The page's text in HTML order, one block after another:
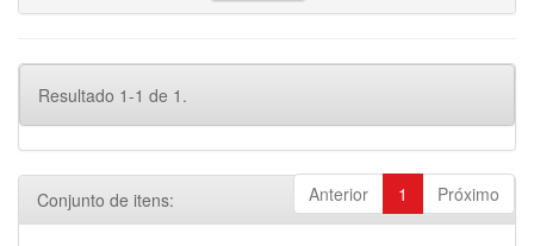
Resultado 1-1 de 1.
Anterior 1 Próximo
Conjunto de itens: